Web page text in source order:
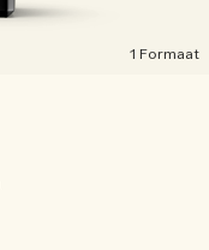
1 Formaat